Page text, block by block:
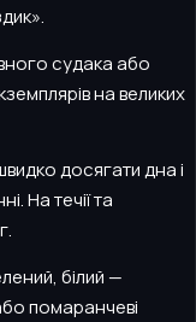
судака або
на великих
досягати дна і
На течії та
білий —
помаранчеві